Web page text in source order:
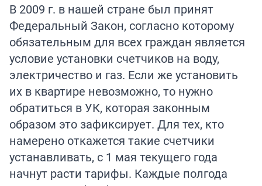
В 2009 г. в нашей стране был принят
Федеральный Закон, согласно которому
обязательным для всех граждан является
условие установки счетчиков на воду,
электричество и газ. Если же установить
их в квартире невозможно, то нужно
обратиться в УК, которая законным
образом это зафиксирует. Для тех, кто
намерено откажется такие счетчики
устанавливать, с 1 мая текущего года
начнут расти тарифы. Каждые полгода